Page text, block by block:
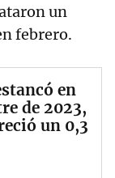
un
febrero.
en
de 2023,
un 0,3